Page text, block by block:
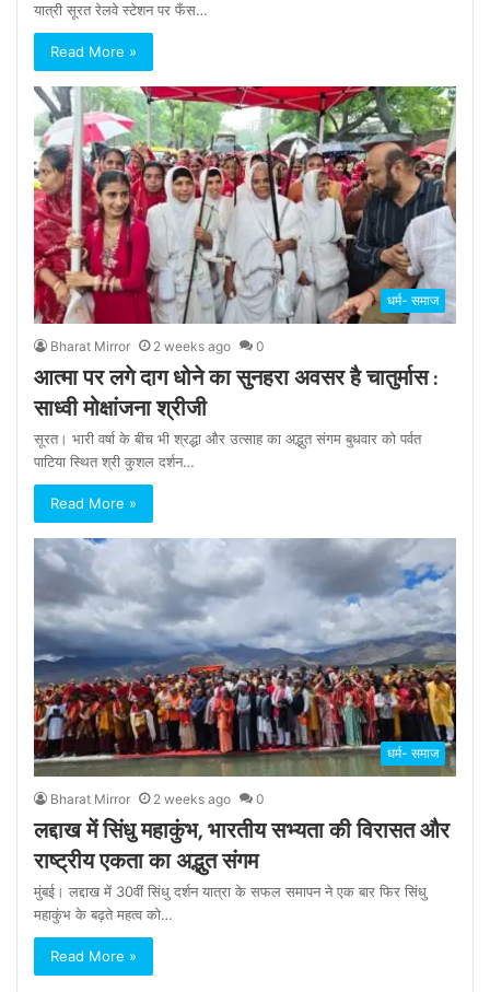
यात्री सूरत रेलवे स्टेशन पर फँस…
Read More »
धर्म- समाज
Bharat Mirror 2 weeks ago 0
आत्मा पर लगे दाग धोने का सुनहरा अवसर है चातुर्मास :
साध्वी मोक्षांजना श्रीजी
सूरत। भारी वर्षा के बीच भी श्रद्धा और उत्साह का अद्भुत संगम बुधवार को पर्वत
पाटिया स्थित श्री कुशल दर्शन…
Read More »
धर्म- समाज
Bharat Mirror 2 weeks ago 0
लद्दाख में सिंधु महाकुंभ, भारतीय सभ्यता की विरासत और
राष्ट्रीय एकता का अद्भुत संगम
मुंबई। लद्दाख में 30वीं सिंधु दर्शन यात्रा के सफल समापन ने एक बार फिर सिंधु
महाकुंभ के बढ़ते महत्व को…
Read More »